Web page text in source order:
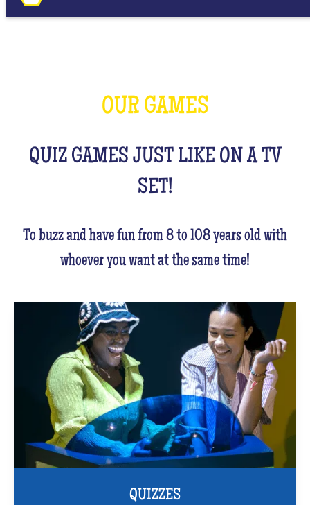
OUR GAMES
QUIZ GAMES JUST LIKE ON A TV
SET!
To buzz and have fun from 8 to 108 years old with
whoever you want at the same time!
QUIZZES